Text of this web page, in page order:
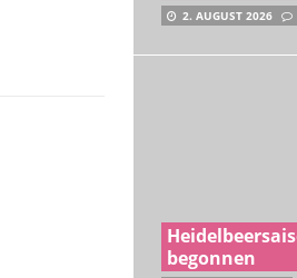
2. AUGUST 2026
begonnen